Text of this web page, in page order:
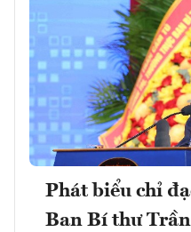
Phát biểu chỉ
Ban Bí thư